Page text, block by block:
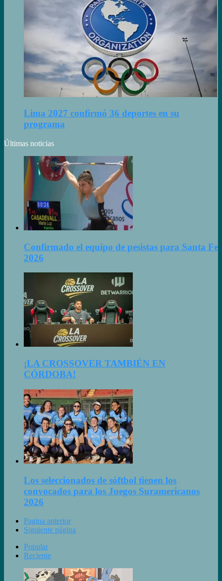
Lima 2027 confirmó 36 deportes en su
programa
Últimas noticias
Confirmado el equipo de pesistas para Santa Fe
2026
¡LA CROSSOVER TAMBIÉN EN
CÓRDOBA!
Los seleccionados de sóftbol tienen los
convocados para los Juegos Suramericanos
2026
Pagina anterior
Siguiente página
Popular
Reciente